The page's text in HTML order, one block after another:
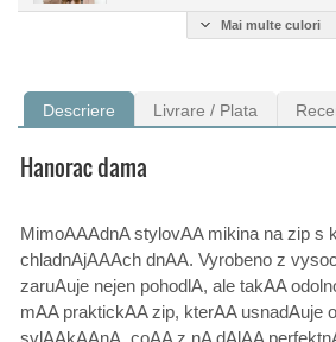
Mai multe culori
Descriere Livrare / Plata
Hanorac dama
MimoAAAdnA stylovAA mikina na zip s
chladnAjAAAch dnAA. Vyrobeno z
zaruAuje nejen pohodlA, ale takAA
mAA praktickAA zip, kterAA usnadAuje
svlAAkAAnA, coAA z nA dAlAA